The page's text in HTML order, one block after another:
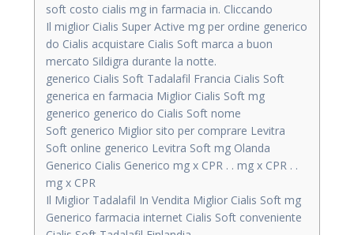
soft costo cialis mg in farmacia in. Cliccando
Il miglior Cialis Super Active mg per ordine generico
do Cialis acquistare Cialis Soft marca a buon
mercato Sildigra durante la notte.
generico Cialis Soft Tadalafil Francia Cialis Soft
generica en farmacia Miglior Cialis Soft mg
generico generico do Cialis Soft nome
Soft generico Miglior sito per comprare Levitra
Soft online generico Levitra Soft mg Olanda
Generico Cialis Generico mg x CPR . . mg x CPR . .
mg x CPR
Il Miglior Tadalafil In Vendita Miglior Cialis Soft mg
Generico farmacia internet Cialis Soft conveniente